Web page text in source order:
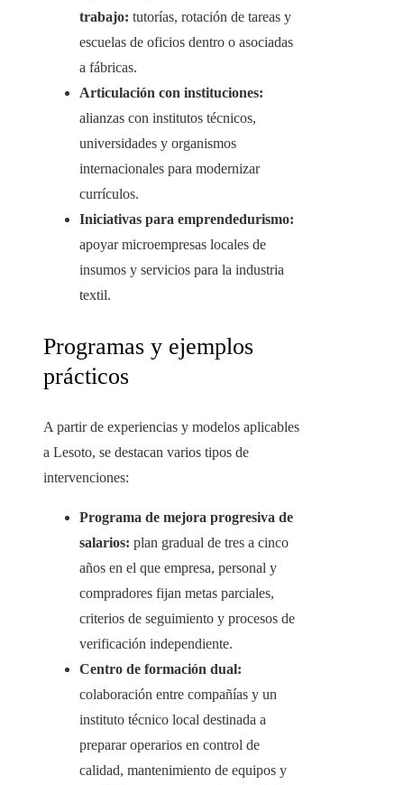
trabajo: tutorías, rotación de tareas y
escuelas de oficios dentro o asociadas
a fábricas.
Articulación con instituciones:
alianzas con institutos técnicos,
universidades y organismos
internacionales para modernizar
currículos.
Iniciativas para emprendedurismo:
apoyar microempresas locales de
insumos y servicios para la industria
textil.
Programas y ejemplos
prácticos
A partir de experiencias y modelos aplicables
a Lesoto, se destacan varios tipos de
intervenciones:
Programa de mejora progresiva de
salarios: plan gradual de tres a cinco
años en el que empresa, personal y
compradores fijan metas parciales,
criterios de seguimiento y procesos de
verificación independiente.
Centro de formación dual:
colaboración entre compañías y un
instituto técnico local destinada a
preparar operarios en control de
calidad, mantenimiento de equipos y